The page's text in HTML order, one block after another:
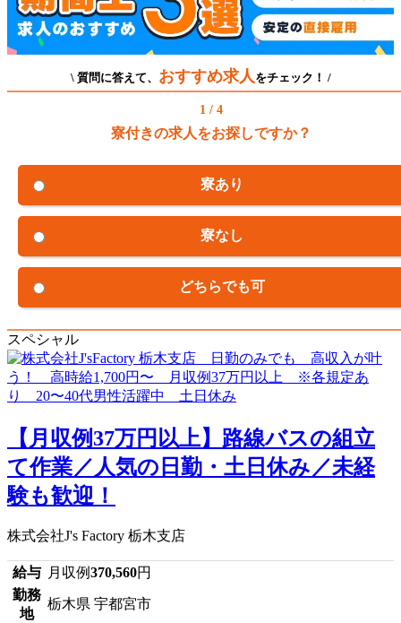
\ 質問に答えて、 おすすめ求人 をチェック！ /
1 / 4
寮付きの求人をお探しですか？
寮あり
寮なし
どちらでも可
スペシャル
【月収例37万円以上】路線バスの組立
て作業／人気の日勤・土日休み／未経
験も歓迎！
株式会社J's Factory 栃木支店
給与 月収例370,560円
勤務
地
栃木県 宇都宮市